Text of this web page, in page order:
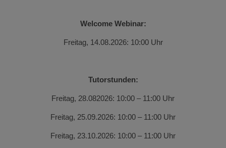
Welcome Webinar:
Freitag, 14.08.2026: 10:00 Uhr
Tutorstunden:
Freitag, 28.082026: 10:00 – 11:00 Uhr
Freitag, 25.09.2026: 10:00 – 11:00 Uhr
Freitag, 23.10.2026: 10:00 – 11:00 Uhr